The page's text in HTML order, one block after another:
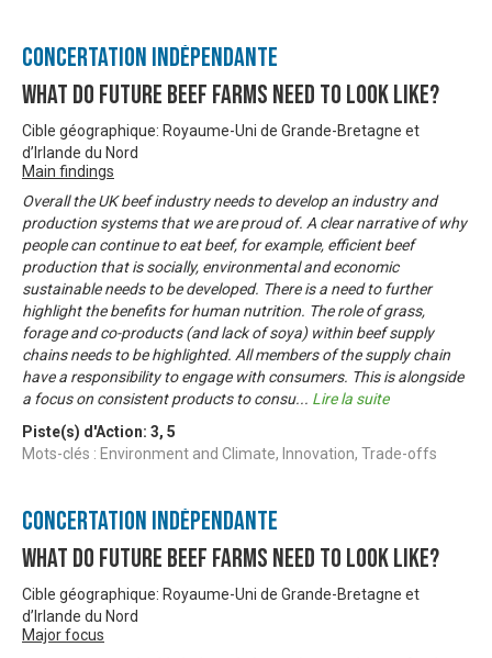
Concertation Indépendante
What do Future Beef Farms need to look like?
Cible géographique: Royaume-Uni de Grande-Bretagne et
d’Irlande du Nord
Main findings
Overall the UK beef industry needs to develop an industry and
production systems that we are proud of. A clear narrative of why
people can continue to eat beef, for example, efficient beef
production that is socially, environmental and economic
sustainable needs to be developed. There is a need to further
highlight the benefits for human nutrition. The role of grass,
forage and co-products (and lack of soya) within beef supply
chains needs to be highlighted. All members of the supply chain
have a responsibility to engage with consumers. This is alongside
a focus on consistent products to consu... Lire la suite
Piste(s) d'Action: 3, 5
Mots-clés : Environment and Climate, Innovation, Trade-offs
Concertation Indépendante
What do Future Beef Farms need to look like?
Cible géographique: Royaume-Uni de Grande-Bretagne et
d’Irlande du Nord
Major focus